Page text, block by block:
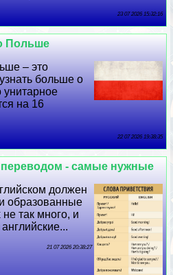
23 07 2026 15:32:16
Польше
– это
больше о
унитарное
на 16
22 07 2026 19:38:35
- самые нужные
должен
образованные
так много, и
21 07 2026 20:38:27